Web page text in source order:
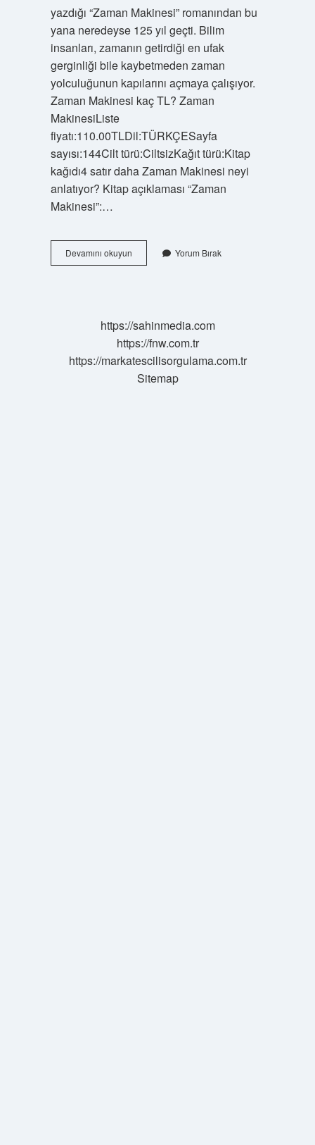
yazdığı “Zaman Makinesi” romanından bu
yana neredeyse 125 yıl geçti. Bilim
insanları, zamanın getirdiği en ufak
gerginliği bile kaybetmeden zaman
yolculuğunun kapılarını açmaya çalışıyor.
Zaman Makinesi kaç TL? Zaman
MakinesiListe
fiyatı:110.00TLDil:TÜRKÇESayfa
sayısı:144Cilt türü:CiltsizKağıt türü:Kitap
kağıdı4 satır daha Zaman Makinesi neyi
anlatıyor? Kitap açıklaması “Zaman
Makinesi”:…
Devamını okuyunZaman
Makinesi
Yorum Bırak
https://sahinmedia.com
https://fnw.com.tr
https://markatescilisorgulama.com.tr
Sitemap